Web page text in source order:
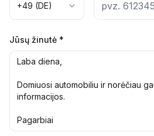
+49 (DE)
Jūsų žinutė *